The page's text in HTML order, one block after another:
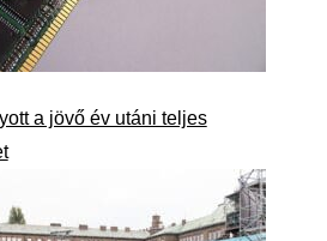
a jövő év utáni teljes